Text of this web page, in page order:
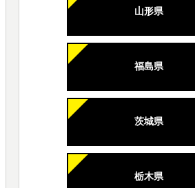
山形県
福島県
茨城県
栃木県